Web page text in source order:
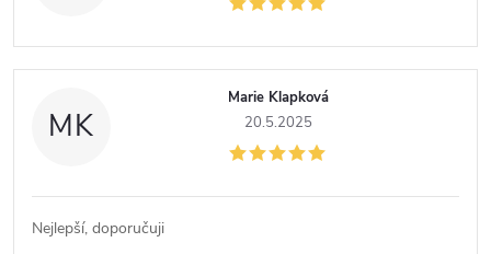
MK
Marie Klapková
20.5.2025
Nejlepší, doporučuji